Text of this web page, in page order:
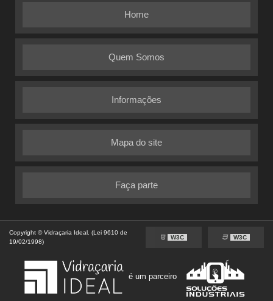
Home
Quem Somos
Informações
Mapa do site
Faça parte
Copyright © Vidraçaria Ideal. (Lei 9610 de
19/02/1998)
W3C W3C
é um parceiro